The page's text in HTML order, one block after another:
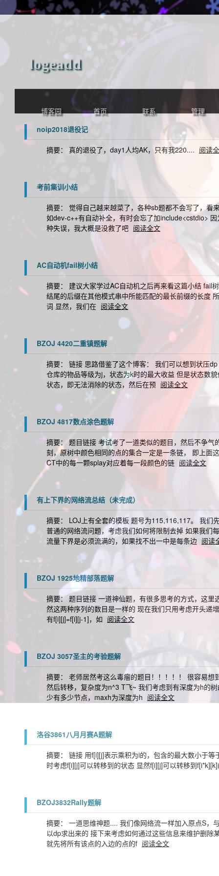
logeadd
博客园 首页 联系 管理
noip2018退役记
摘要： 真的退役了，day1人均AK，只有我220.... 阅读
考前集训小结
摘要： 觉得自己越来越菜了，各种sb题都不会写了，看
如dev-c++有自动补全，有时会忘了加include<cstdio>
种失误，我大概是没救了吧 阅读全文
AC自动机fail树小结
摘要： 建议大家学过AC自动机之后再来看这篇小结 fail
结尾的后缀在其他模式串中所能匹配的最长前缀的长度
词 显然，我们在 阅读全文
BZOJ 4420二重镇题解
摘要： 链接 思路借鉴了这个博客： 我们可以想到状压
仓库的物品等级为j，状态为k时的最大收益 但是状态数
状态，即无法消除的状态，然后在预 阅读全文
BZOJ 4817数点涂色题解
摘要： 题目链接 考试考了一道类似的题目，然后不争
刻，原树中颜色相同的点的集合一定是一条链， 即上面
CT中的每一颗splay对应着每一段颜色的链 阅读全文
有上下界的网络流总结（未完成）
摘要： LOJ上有全套的模板 题号为115,116,117。 我们
普通的网络流问题，考虑我们如何将限制去掉 如果我们
流量下界是必须流满的，如果找不出一中是每条边 阅读
BZOJ 1925地精部落题解
摘要： 题目链接 一道神仙题，有很多思考的方式，这
然这两种序列的数目是一样的 现在我们只用考虑开头递
有f[i][j]=f[i][j-1]，如 阅读全文
BZOJ 3057圣主的考验题解
摘要： 老师居然考这么毒瘤的题目！！！！！ 很容易
然后转移，复杂度为n^3 T飞~ 我们考虑到有深度为h的
少有多少节点，maxh为深度为h 阅读全文
洛谷3861八月月赛A题解
摘要： 链接 用f[i][j]表示乘积为i的，包含的最大数小于
时考虑f[i][j]可以转移到的状态 显然f[i][j]可以转移到
BZOJ3832Rally题解
摘要： 一道思维神题.... 我们像网络流一样加入原点S，
以dp求出来的 接下来考虑如何通过这些信息来维护删
就先将所有该点的入边的点的f 阅读全文